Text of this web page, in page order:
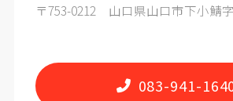
〒753-0212 山口県山口市下小鯖
083-941-